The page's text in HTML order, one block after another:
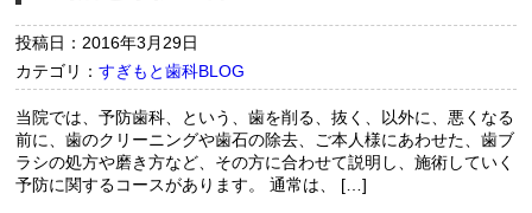
投稿日：2016年3月29日
カテゴリ：すぎもと歯科BLOG
当院では、予防歯科、という、歯を削る、抜く、以外に、悪くなる
前に、歯のクリーニングや歯石の除去、ご本人様にあわせた、歯ブ
ラシの処方や磨き方など、その方に合わせて説明し、施術していく
予防に関するコースがあります。 通常は、 […]